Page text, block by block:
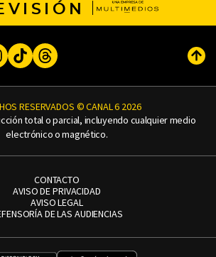
Instagram
TikTokThreads
RESERVADOS © CANAL 6 2026
total o parcial, incluyendo cualquier medio
electrónico o magnético.
CONTACTO
AVISO DE PRIVACIDAD
AVISO LEGAL
DE LAS AUDIENCIAS